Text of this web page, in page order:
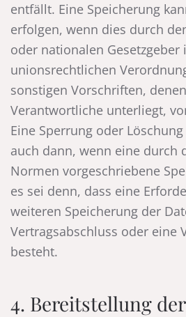
entfällt. Eine Speicherung
erfolgen, wenn dies durch
oder nationalen Gesetzgeber
unionsrechtlichen
sonstigen Vorschriften,
Verantwortliche unterliegt,
Eine Sperrung oder
auch dann, wenn eine durch
Normen vorgeschriebene
es sei denn, dass eine
weiteren Speicherung der
Vertragsabschluss oder eine
besteht.
4. Bereitstellung